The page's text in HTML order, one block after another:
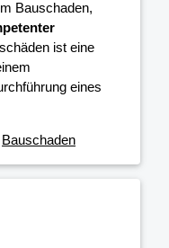
Bauschaden,
ist eine
eines
Bauschaden